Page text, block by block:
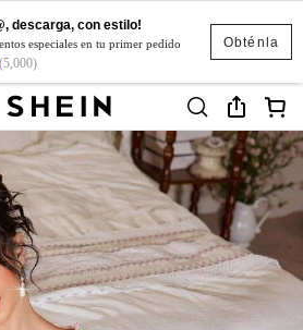
Obténla
descarga, con estilo!
especiales en tu primer pedido
(5,000)